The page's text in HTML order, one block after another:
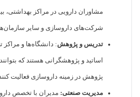
مشاوران دارویی در مراکز بهداشتی،
شرکت‌های داروسازی و سایر سازمان‌ها
تدریس و پژوهش: دانشگاه‌ها و مراکز
اساتید و پژوهشگرانی هستند که
پژوهش در زمینه داروسازی فعالیت
مدیریت صنعتی: مدیران با تخصص